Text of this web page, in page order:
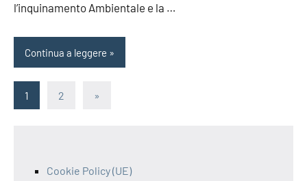
l’inquinamento Ambientale e la …
Continua a leggere
Paginazione
1 2
Articolo
»
Cookie Policy (UE)